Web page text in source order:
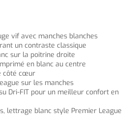
vif avec manches blanches
un contraste classique
sur la poitrine droite
en blanc au centre
côté cœur
sur les manches
Dri-FIT pour un meilleur confort en
lettrage blanc style Premier League